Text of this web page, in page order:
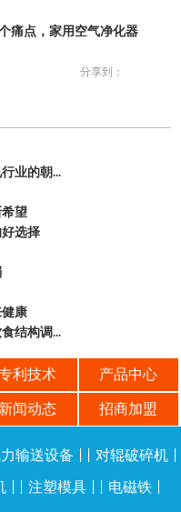
痛点，家用空气净化器
分享到：
业的朝...
望
选择
康
结构调...
利技术 产品中心
新闻动态 招商加盟
输送设备 对辊破碎机
注塑模具 电磁铁